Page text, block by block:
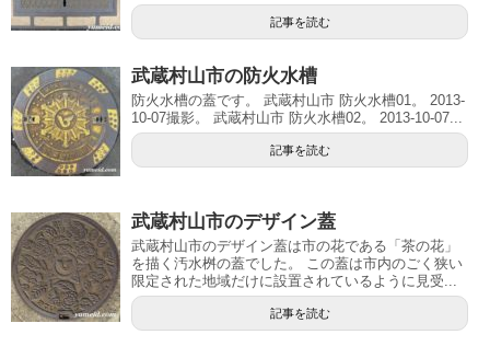
記事を読む
武蔵村山市の防火水槽
防火水槽の蓋です。 武蔵村山市 防火水槽01。 2013-
10-07撮影。 武蔵村山市 防火水槽02。 2013-10-07...
記事を読む
武蔵村山市のデザイン蓋
武蔵村山市のデザイン蓋は市の花である「茶の花」
を描く汚水桝の蓋でした。 この蓋は市内のごく狭い
限定された地域だけに設置されているように見受...
記事を読む